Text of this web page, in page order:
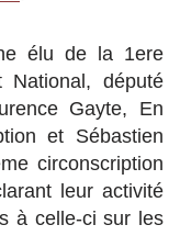
élu de la 1ere
National, député
Gayte, En
et Sébastien
circonscription
leur activité
à celle-ci sur les